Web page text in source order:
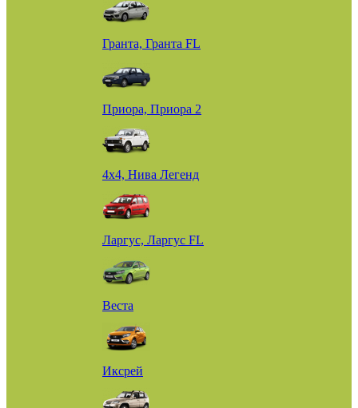
Гранта, Гранта FL
Приора, Приора 2
4х4, Нива Легенд
Ларгус, Ларгус FL
Веста
Иксрей